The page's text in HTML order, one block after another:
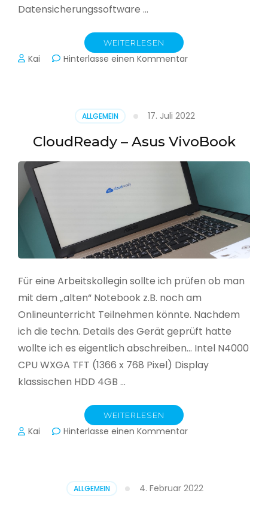
Datensicherungssoftware …
WEITERLESEN
Kai Hinterlasse einen Kommentarzu
Jahressicherung
ALLGEMEIN 17. Juli 2022
CloudReady – Asus VivoBook
Für eine Arbeitskollegin sollte ich prüfen ob man
mit dem „alten“ Notebook z.B. noch am
Onlineunterricht Teilnehmen könnte. Nachdem
ich die techn. Details des Gerät geprüft hatte
wollte ich es eigentlich abschreiben… Intel N4000
CPU WXGA TFT (1366 x 768 Pixel) Display
klassischen HDD 4GB …
WEITERLESEN
Kai Hinterlasse einen Kommentarzu
ALLGEMEIN 4. Februar 2022